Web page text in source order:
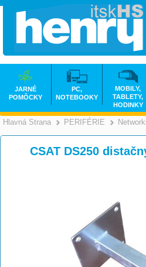
Hlavná Strana >
PERIFÉRIE
CSAT DS250
JARNÉ
POMÔCKY
PC,
NOTEBOOKY
MOBILY,
TABLETY,
HODINKY